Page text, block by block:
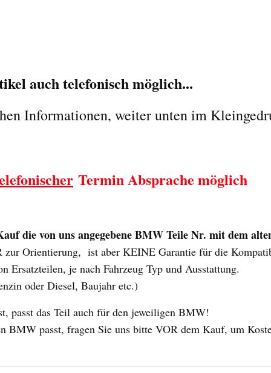
auch telefonisch möglich...
Informationen, weiter unten im
Termin Absprache möglich
die von uns angegebene BMW Teile Nr. mit dem
zur Orientierung, ist aber KEINE Garantie für die
Ersatzteilen, je nach Fahrzeug Typ und Ausstattung.
oder Diesel, Baujahr etc.)
passt das Teil auch für den jeweiligen BMW!
BMW passt, fragen Sie uns bitte VOR dem Kauf, um